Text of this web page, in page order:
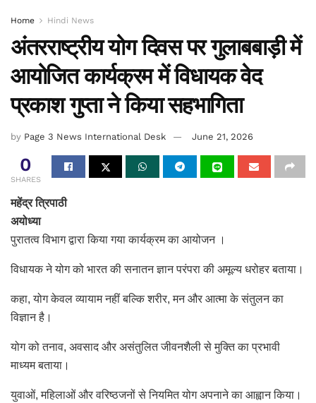
Home Hindi News
अंतरराष्ट्रीय योग दिवस पर गुलाबबाड़ी में
आयोजित कार्यक्रम में विधायक वेद
प्रकाश गुप्ता ने किया सहभागिता
by Page 3 News International Desk June 21, 2026
0
SHARES
महेंद्र त्रिपाठी
अयोध्या
पुरातत्व विभाग द्वारा किया गया कार्यक्रम का आयोजन ।
विधायक ने योग को भारत की सनातन ज्ञान परंपरा की अमूल्य धरोहर बताया।
कहा, योग केवल व्यायाम नहीं बल्कि शरीर, मन और आत्मा के संतुलन का
विज्ञान है।
योग को तनाव, अवसाद और असंतुलित जीवनशैली से मुक्ति का प्रभावी
माध्यम बताया।
युवाओं, महिलाओं और वरिष्ठजनों से नियमित योग अपनाने का आह्वान किया।